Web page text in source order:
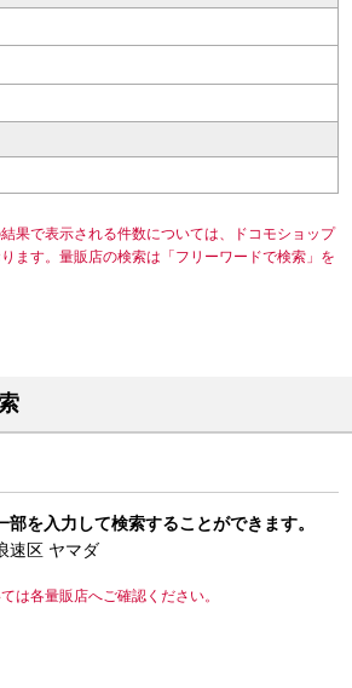
結果で表示される件数については、ドコモショップ
ます。量販店の検索は「フリーワードで検索」を
部を入力して検索することができます。
速区 ヤマダ
は各量販店へご確認ください。